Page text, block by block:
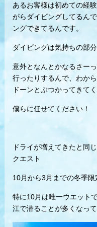
あるお客様は初めての経
がらダイビングしてるん
ングできてるんです。
ダイビングは気持ちの部
意外となんとかなるさー
行ったりするんで、わか
ドーンとぶつかってきてく
僕らに任せてください！
ドライが増えてきたと同
クエスト
10月から3月までの冬季限
特に10月は唯一ウエット
江で潜ることが多くなって